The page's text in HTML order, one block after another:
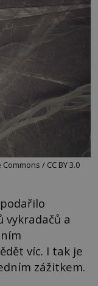
/ CC BY 3.0
a
víc. I tak je
zážitkem.